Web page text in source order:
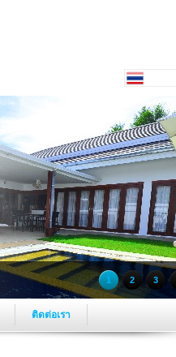
1 2 3
ติดต่อเรา